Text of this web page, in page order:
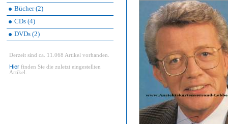
Bücher (2)
CDs (4)
DVDs (2)
Derzeit sind ca. 11.068 Artikel vorhanden.
Hier finden Sie die zuletzt eingestellten
Artikel.